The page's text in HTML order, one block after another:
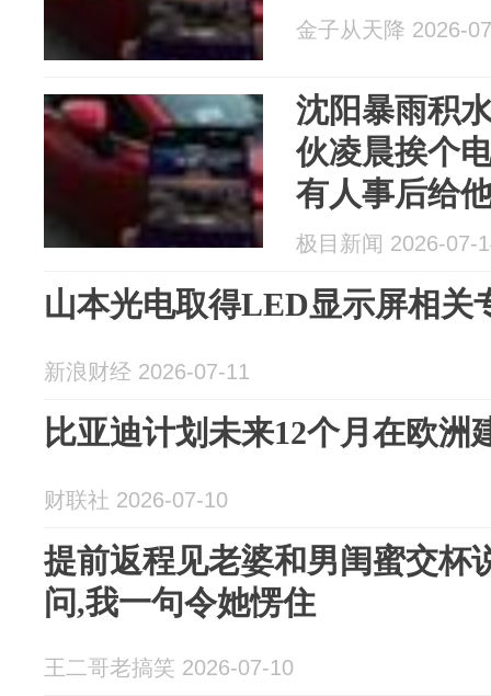
金子从天降 2026-
沈阳暴雨积
伙凌晨挨个
有人事后给
极目新闻 2026-07-
山本光电取得LED显示屏相关
新浪财经 2026-07-11
比亚迪计划未来12个月在欧洲
财联社 2026-07-10
提前返程见老婆和男闺蜜交杯
问,我一句令她愣住
王二哥老搞笑 2026-07-10